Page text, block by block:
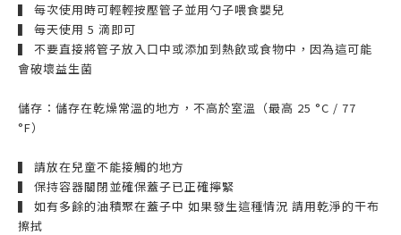
▍ 每次使用時可輕輕按壓管子並用勺子喂食嬰兒
▍ 每天使用 5 滴即可
▍ 不要直接將管子放入口中或添加到熱飲或食物中，因為這可能
會破壞益生菌
儲存：儲存在乾燥常溫的地方，不高於室溫（最高 25 °C / 77
°F）
▍ 請放在兒童不能接觸的地方
▍ 保持容器關閉並確保蓋子已正確擰緊
▍ 如有多餘的油積聚在蓋子中 如果發生這種情況 請用乾淨的干布
擦拭